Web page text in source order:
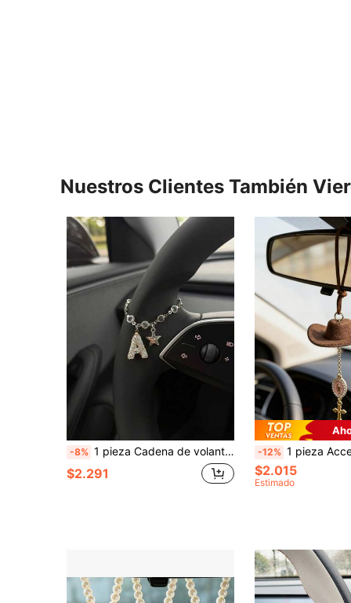
Nuestros Clientes También
-8% 1 pieza Cadena de volante de coche con lentejuelas, strass, letra y estrella, cuentas de cristal plateadas, decoración interior de coche personalizada con letra, accesorio de coche estilo lindo para mujer, universal para uso diario y regalo
$2.291
-12% 1 pieza Accesorio para coche, Decoración interior, Adorno colgante para coche; Colgante de cruz con sombrero de vaquero, Estilo
$2.015
Estimado